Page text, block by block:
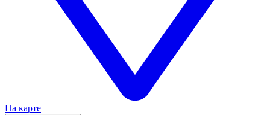
На карте